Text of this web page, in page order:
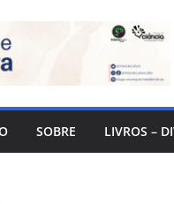
SOBRE LIVROS –